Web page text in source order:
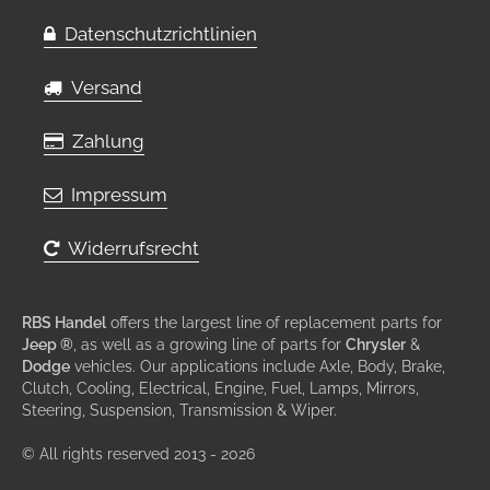
Datenschutzrichtlinien
Versand
Zahlung
Impressum
Widerrufsrecht
RBS Handel offers the largest line of replacement parts for
Jeep ® , as well as a growing line of parts for Chrysler &
Dodge vehicles. Our applications include Axle, Body, Brake,
Clutch, Cooling, Electrical, Engine, Fuel, Lamps, Mirrors,
Steering, Suspension, Transmission & Wiper.
© All rights reserved 2013 - 2026